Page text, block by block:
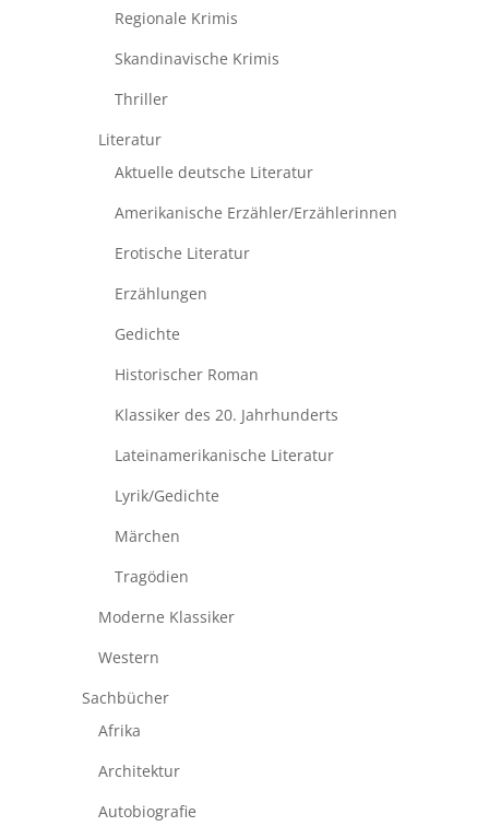
Regionale Krimis
Skandinavische Krimis
Thriller
Literatur
Aktuelle deutsche Literatur
Amerikanische Erzähler/Erzählerinnen
Erotische Literatur
Erzählungen
Gedichte
Historischer Roman
Klassiker des 20. Jahrhunderts
Lateinamerikanische Literatur
Lyrik/Gedichte
Märchen
Tragödien
Moderne Klassiker
Western
Sachbücher
Afrika
Architektur
Autobiografie